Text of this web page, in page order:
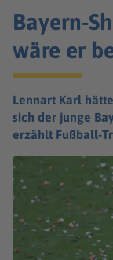
Bayern-
wäre er
Lennart Karl
sich der junge
erzählt Fußball-